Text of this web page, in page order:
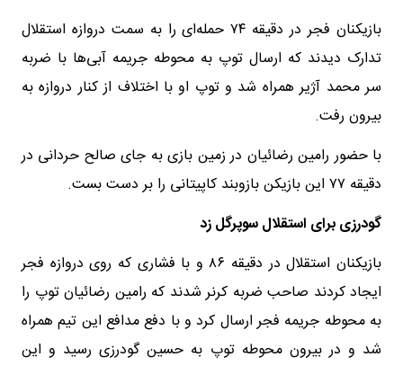
بازیکنان فجر در دقیقه ۷۴ حمله‌ای را به سمت دروازه استقلال
تدارک دیدند که ارسال توپ به محوطه جریمه آبی‌ها با ضربه
سر محمد آژیر همراه شد و توپ او با اختلاف از کنار دروازه به
بیرون رفت.
با حضور رامین رضائیان در زمین بازی به جای صالح حردانی در
دقیقه ۷۷ این بازیکن بازوبند کاپیتانی را بر دست بست.
گودرزی برای استقلال سوپرگل زد
بازیکنان استقلال در دقیقه ۸۶ و با فشاری که روی دروازه فجر
ایجاد کردند صاحب ضربه کرنر شدند که رامین رضائیان توپ را
به محوطه جریمه فجر ارسال کرد و با دفع مدافع این تیم همراه
شد و در بیرون محوطه توپ به حسین گودرزی رسید و این